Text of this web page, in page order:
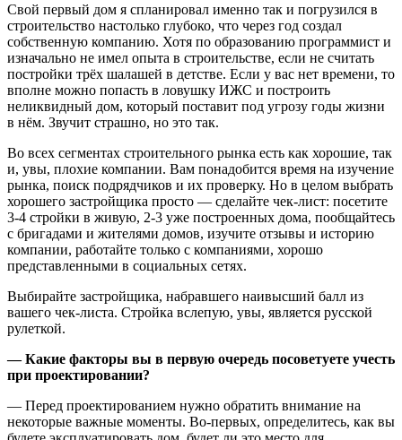
Свой первый дом я спланировал именно так и погрузился в
строительство настолько глубоко, что через год создал
собственную компанию. Хотя по образованию программист и
изначально не имел опыта в строительстве, если не считать
постройки трёх шалашей в детстве. Если у вас нет времени, то
вполне можно попасть в ловушку ИЖС и построить
неликвидный дом, который поставит под угрозу годы жизни
в нём. Звучит страшно, но это так.
Во всех сегментах строительного рынка есть как хорошие, так
и, увы, плохие компании. Вам понадобится время на изучение
рынка, поиск подрядчиков и их проверку. Но в целом выбрать
хорошего застройщика просто — сделайте чек-лист: посетите
3-4 стройки в живую, 2-3 уже построенных дома, пообщайтесь
с бригадами и жителями домов, изучите отзывы и историю
компании, работайте только с компаниями, хорошо
представленными в социальных сетях.
Выбирайте застройщика, набравшего наивысший балл из
вашего чек-листа. Стройка вслепую, увы, является русской
рулеткой.
— Какие факторы вы в первую очередь посоветуете учесть
при проектировании?
— Перед проектированием нужно обратить внимание на
некоторые важные моменты. Во-первых, определитесь, как вы